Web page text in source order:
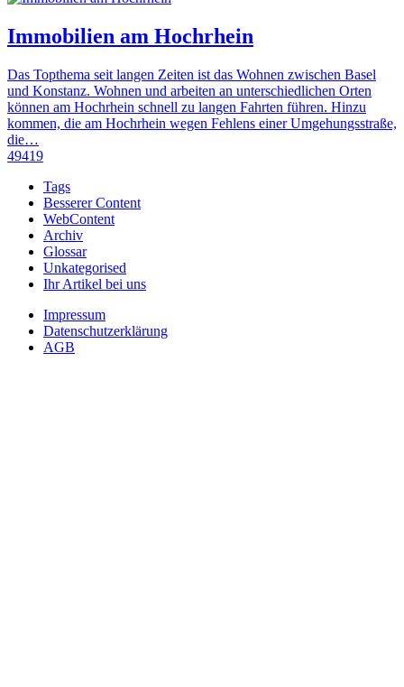
Immobilien am Hochrhein
Das Topthema seit langen Zeiten ist das Wohnen zwischen Basel
und Konstanz. Wohnen und arbeiten an unterschiedlichen Orten
können am Hochrhein schnell zu langen Fahrten führen. Hinzu
kommen, die am Hochrhein wegen Fehlens einer Umgehungsstraße,
die…
49419
Tags
Besserer Content
WebContent
Archiv
Glossar
Unkategorised
Ihr Artikel bei uns
Impressum
Datenschutzerklärung
AGB